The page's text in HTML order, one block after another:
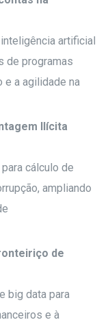
artificial
de programas
e a agilidade na
Ilícita
cálculo de
ampliando
de
big data para
e à